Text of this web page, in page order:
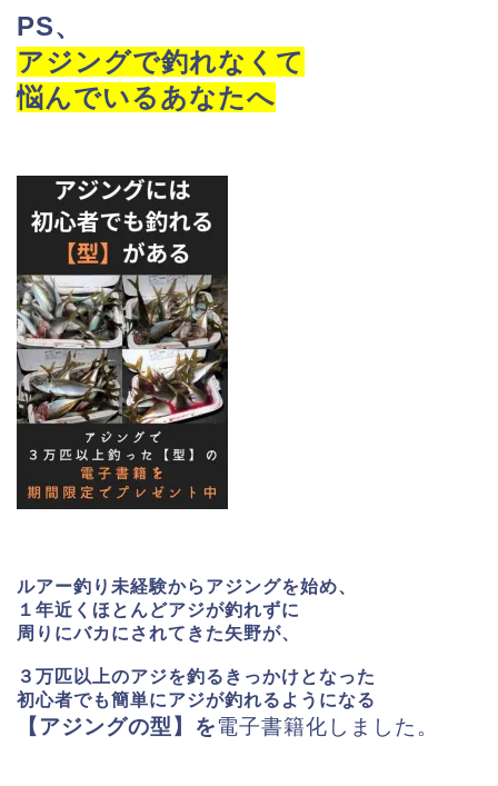
PS、
アジングで釣れなくて
悩んでいるあなたへ
ルアー釣り未経験からアジングを始め、
１年近くほとんどアジが釣れずに
周りにバカにされてきた矢野が、
３万匹以上のアジを釣るきっかけとなった
初心者でも簡単にアジが釣れるようになる
【アジングの型】を電子書籍化しました。